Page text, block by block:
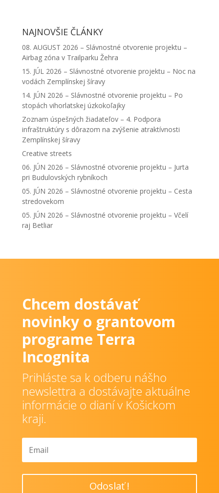
NAJNOVŠIE ČLÁNKY
08. AUGUST 2026 – Slávnostné otvorenie projektu –
Airbag zóna v Trailparku Žehra
15. JÚL 2026 – Slávnostné otvorenie projektu – Noc na
vodách Zemplínskej šíravy
14. JÚN 2026 – Slávnostné otvorenie projektu – Po
stopách vihorlatskej úzkokoľajky
Zoznam úspešných žiadateľov – 4. Podpora
infraštruktúry s dôrazom na zvýšenie atraktívnosti
Zemplínskej šíravy
Creative streets
06. JÚN 2026 – Slávnostné otvorenie projektu – Jurta
pri Budulovských rybníkoch
05. JÚN 2026 – Slávnostné otvorenie projektu – Cesta
stredovekom
05. JÚN 2026 – Slávnostné otvorenie projektu – Včelí
raj Betliar
Chcem dostávať
novinky o grantovom
programe Terra
Incognita
Prihláste sa k odberu nášho
newslettra a dostávajte aktuálne
informácie o dianí v Košickom
kraji.
Odoslať !